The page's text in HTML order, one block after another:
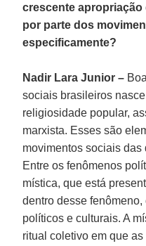
crescente
por parte dos
especificamente?
Nadir LaraJunior–
sociais brasileiros
religiosidade popular,
marxista. Esses são
movimentos sociais
Entre os fenômenos
mística, que está
dentro desse
políticos e culturais. A
ritual coletivo em que